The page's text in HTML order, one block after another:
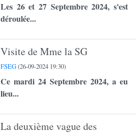
Les 26 et 27 Septembre 2024, s'est
déroulée...
Visite de Mme la SG
FSEG(26-09-2024 19:30)
Ce mardi 24 Septembre 2024, a eu
lieu...
La deuxième vague des